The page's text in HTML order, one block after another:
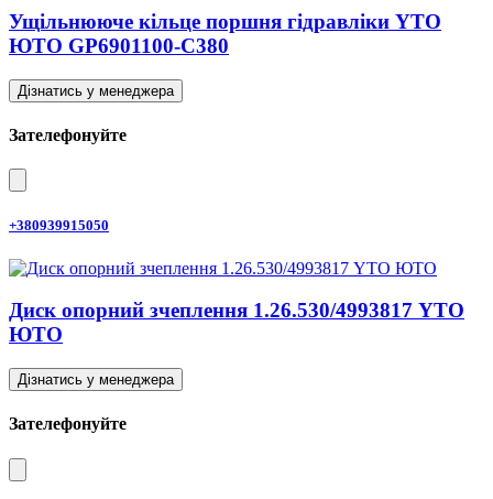
Ущільнююче кільце поршня гідравліки YTO
ЮТО GP6901100-C380
Дізнатись у менеджера
Зателефонуйте
+380939915050
Диск опорний зчеплення 1.26.530/4993817 YTO
ЮТО
Дізнатись у менеджера
Зателефонуйте